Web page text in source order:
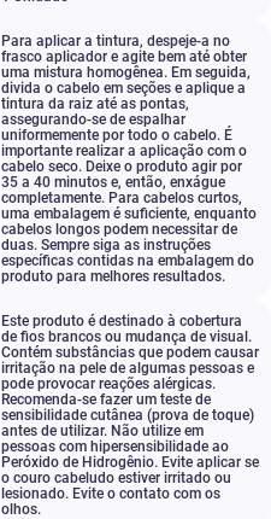
Para aplicar a tintura, despeje-a no
frasco aplicador e agite bem até obter
uma mistura homogênea. Em seguida,
divida o cabelo em seções e aplique a
tintura da raiz até as pontas,
assegurando-se de espalhar
uniformemente por todo o cabelo. É
importante realizar a aplicação com o
cabelo seco. Deixe o produto agir por
35 a 40 minutos e, então, enxágue
completamente. Para cabelos curtos,
uma embalagem é suficiente, enquanto
cabelos longos podem necessitar de
duas. Sempre siga as instruções
específicas contidas na embalagem do
produto para melhores resultados.
Este produto é destinado à cobertura
de fios brancos ou mudança de visual.
Contém substâncias que podem causar
irritação na pele de algumas pessoas e
pode provocar reações alérgicas.
Recomenda-se fazer um teste de
sensibilidade cutânea (prova de toque)
antes de utilizar. Não utilize em
pessoas com hipersensibilidade ao
Peróxido de Hidrogênio. Evite aplicar se
o couro cabeludo estiver irritado ou
lesionado. Evite o contato com os
olhos.